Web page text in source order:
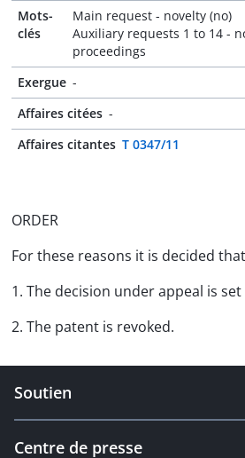
Mots-
clés
Main request - novelty (no)
Auxiliary requests 1 to 14 -
proceedings
Exergue -
Affaires citées -
Affaires citantes T 0347/11
ORDER
For these reasons it is decided
1. The decision under appeal is set
2. The patent is revoked.
Soutien
Centre de presse